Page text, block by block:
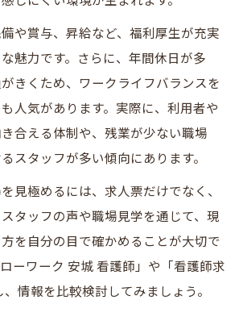
や賞与、昇給など、福利厚生が充実
魅力です。さらに、年間休日が多
きくため、ワークライフバランスを
人気があります。実際に、利用者や
合える体制や、残業が少ない職場
スタッフが多い傾向にあります。
見極めるには、求人票だけでなく、
タッフの声や職場見学を通じて、現
を自分の目で確かめることが大切で
ーワーク 安城 看護師」や「看護師求
情報を比較検討してみましょう。